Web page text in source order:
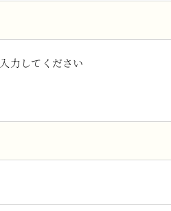
力してください